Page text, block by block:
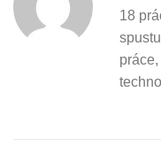
18